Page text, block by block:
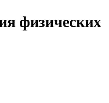
физических